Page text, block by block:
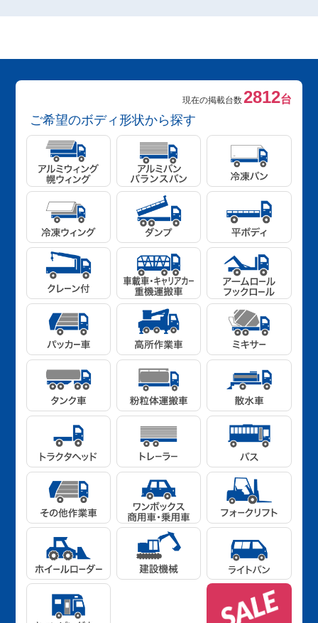
現在の掲載台数2812台
ご希望のボディ形状から探す